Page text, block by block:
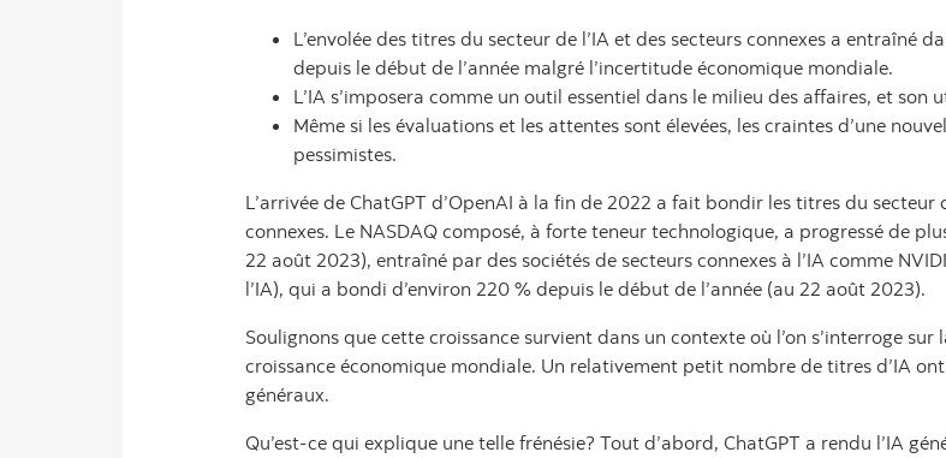
L’envolée des titres du secteur de l’IA et des secteurs connexes a entraîné
depuis le début de l’année malgré l’incertitude économique mondiale.
L’IA s’imposera comme un outil essentiel dans le milieu des affaires, et
Même si les évaluations et les attentes sont élevées, les craintes d’une
pessimistes.
L’arrivée de ChatGPT d’OpenAI à la fin de 2022 a fait bondir les titres du
connexes. Le NASDAQ composé, à forte teneur technologique, a progressé de
22 août 2023), entraîné par des sociétés de secteurs connexes à l’IA comme
l’IA), qui a bondi d’environ 220 % depuis le début de l’année (au 22 août 2023).
Soulignons que cette croissance survient dans un contexte où l’on s’interroge
croissance économique mondiale. Un relativement petit nombre de titres d’IA
généraux.
Qu’est-ce qui explique une telle frénésie? Tout d’abord, ChatGPT a rendu l’IA